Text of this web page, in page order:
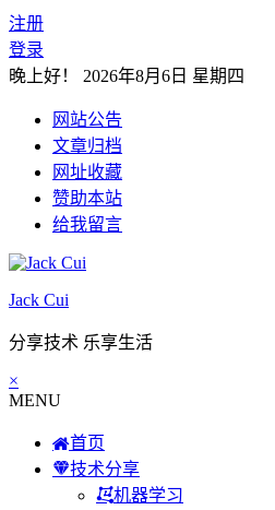
注册
登录
晚上好！ 2026年8月6日 星期四
网站公告
文章归档
网址收藏
赞助本站
给我留言
Jack Cui
分享技术 乐享生活
×
MENU
首页
技术分享
机器学习